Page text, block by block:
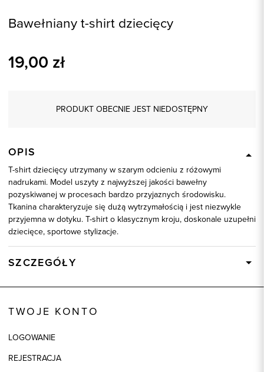
Bawełniany t-shirt dziecięcy
19,00 zł
PRODUKT OBECNIE JEST NIEDOSTĘPNY
OPIS
T-shirt dziecięcy utrzymany w szarym odcieniu z różowymi
nadrukami. Model uszyty z najwyższej jakości bawełny
pozyskiwanej w procesach bardzo przyjaznych środowisku.
Tkanina charakteryzuje się dużą wytrzymałością i jest niezwykle
przyjemna w dotyku. T-shirt o klasycznym kroju, doskonale uzupełni
dziecięce, sportowe stylizacje.
SZCZEGÓŁY
TWOJE KONTO
LOGOWANIE
REJESTRACJA